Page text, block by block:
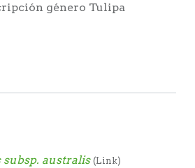
género Tulipa
australis (Link)